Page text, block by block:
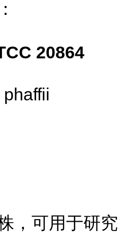
20864
，可用于研究